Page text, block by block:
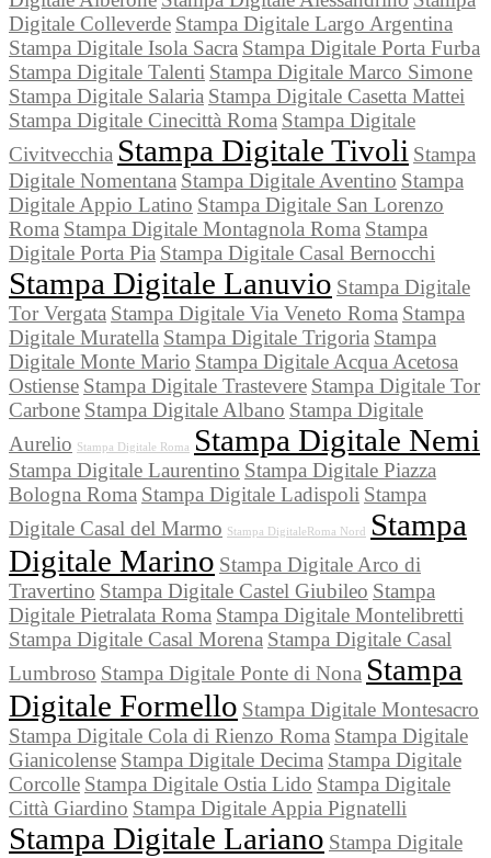
Digitale Colleverde Stampa Digitale Largo Argentina
Stampa Digitale Isola Sacra Stampa Digitale Porta Furba
Stampa Digitale Talenti Stampa Digitale Marco Simone
Stampa Digitale Salaria Stampa Digitale Casetta Mattei
Stampa Digitale Cinecittà Roma Stampa Digitale
Civitvecchia Stampa Digitale Tivoli Stampa
Digitale Nomentana Stampa Digitale Aventino Stampa
Digitale Appio Latino Stampa Digitale San Lorenzo
Roma Stampa Digitale Montagnola Roma Stampa
Digitale Porta Pia Stampa Digitale Casal Bernocchi
Stampa Digitale Lanuvio Stampa Digitale
Tor Vergata Stampa Digitale Via Veneto Roma Stampa
Digitale Muratella Stampa Digitale Trigoria Stampa
Digitale Monte Mario Stampa Digitale Acqua Acetosa
Ostiense Stampa Digitale Trastevere Stampa Digitale Tor
Carbone Stampa Digitale Albano Stampa Digitale
Aurelio Stampa Digitale Roma Stampa Digitale Nemi
Stampa Digitale Laurentino Stampa Digitale Piazza
Bologna Roma Stampa Digitale Ladispoli Stampa
Digitale Casal del Marmo Stampa DigitaleRoma Nord
Stampa
Digitale Marino Stampa Digitale Arco di
Travertino Stampa Digitale Castel Giubileo Stampa
Digitale Pietralata Roma Stampa Digitale Montelibretti
Stampa Digitale Casal Morena Stampa Digitale Casal
Lumbroso Stampa Digitale Ponte di Nona Stampa
Digitale Formello Stampa Digitale Montesacro
Stampa Digitale Cola di Rienzo Roma Stampa Digitale
Gianicolense Stampa Digitale Decima Stampa Digitale
Corcolle Stampa Digitale Ostia Lido Stampa Digitale
Città Giardino Stampa Digitale Appia Pignatelli
Stampa Digitale Lariano Stampa Digitale